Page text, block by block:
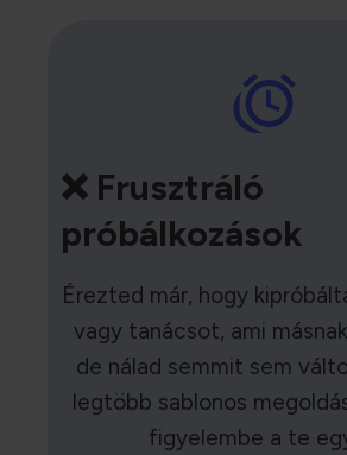
❌ Frusztráló
próbálkozások
Érezted már, hogy
vagy tanácsot, ami
de nálad semmit sem
legtöbb sablonos
figyelembe a te